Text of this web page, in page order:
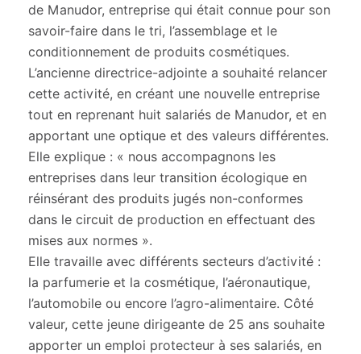
de Manudor, entreprise qui était connue pour son
savoir-faire dans le tri, l’assemblage et le
conditionnement de produits cosmétiques.
L’ancienne directrice-adjointe a souhaité relancer
cette activité, en créant une nouvelle entreprise
tout en reprenant huit salariés de Manudor, et en
apportant une optique et des valeurs différentes.
Elle explique : « nous accompagnons les
entreprises dans leur transition écologique en
réinsérant des produits jugés non-conformes
dans le circuit de production en effectuant des
mises aux normes ».
Elle travaille avec différents secteurs d’activité :
la parfumerie et la cosmétique, l’aéronautique,
l’automobile ou encore l’agro-alimentaire. Côté
valeur, cette jeune dirigeante de 25 ans souhaite
apporter un emploi protecteur à ses salariés, en